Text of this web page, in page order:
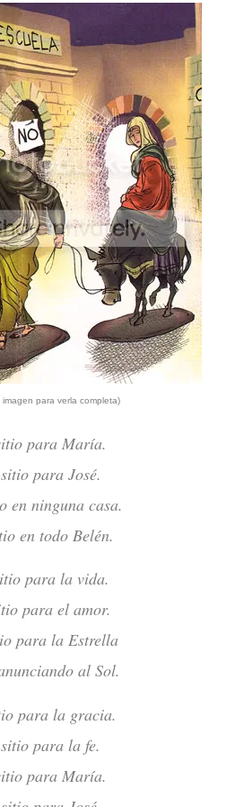
para verla completa)
para María.
para José.
en ninguna casa.
en todo Belén.
para la vida.
para el amor.
para la Estrella
al Sol.
para la gracia.
para la fe.
para María.